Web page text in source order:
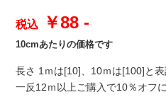
税込 ￥88 -
10cmあたりの価格です
長さ 1ｍは[10]、10ｍは[100]と表
一反12ｍ以上ご購入で10％オフ